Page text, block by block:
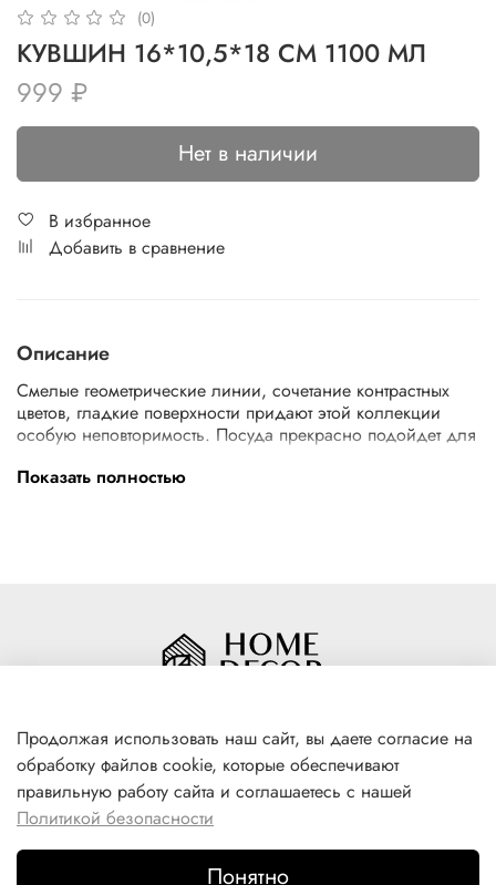
(0)
КУВШИН 16*10,5*18 СМ 1100 МЛ
999 ₽
Нет в наличии
В избранное
Добавить в сравнение
Описание
Смелые геометрические линии, сочетание контрастных
цветов, гладкие поверхности придают этой коллекции
особую неповторимость. Посуда прекрасно подойдет для
праздничного стола. Внимание к деталям является
Показать полностью
+7(996) 316 00 81
г. Якутск, ул. Лермонтова 102
Продолжая использовать наш сайт, вы даете согласие на
обработку файлов cookie, которые обеспечивают
правильную работу сайта и соглашаетесь с нашей
Политикой безопасности
Понятно